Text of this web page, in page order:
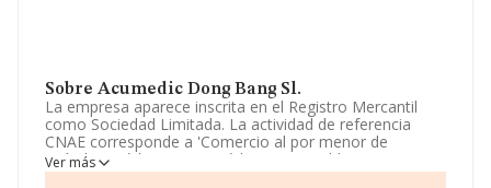
Sobre Acumedic Dong Bang Sl.
La empresa aparece inscrita en el Registro Mercantil
como Sociedad Limitada. La actividad de referencia
CNAE corresponde a 'Comercio al por menor de
artículos médicos y ortopédicos en establecimientos
especializados', cuyo Código es 4774. No realiza
Ver más